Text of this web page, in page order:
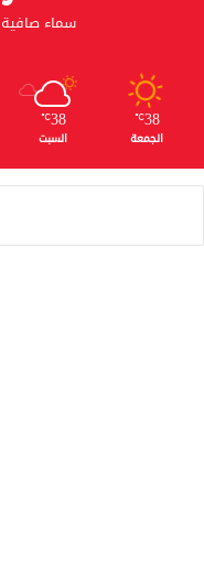
سماء صافية
38
℃
الجمعة
38
℃
السبت